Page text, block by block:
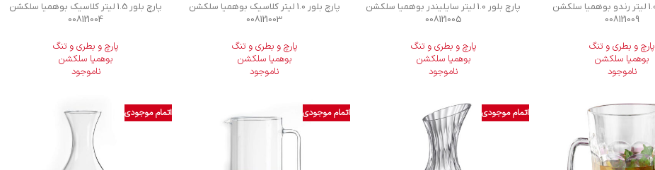
پارچ بلور 1.0 لیتر رندو بوهمیا سلکشن
008121009
پارچ و بطری و تنگ
بوهمیا سلکشن
ناموجود
پارچ بلور 1.0 لیتر سايليندر بوهمیا سلکشن
008121005
پارچ و بطری و تنگ
بوهمیا سلکشن
ناموجود
پارچ بلور 1.0 لیتر کلاسیک بوهمیا سلکشن
008121003
پارچ و بطری و تنگ
بوهمیا سلکشن
ناموجود
پارچ بلور 1.5 لیتر کلاسیک بوهمیا سلکشن
008121004
پارچ و بطری و تنگ
بوهمیا سلکشن
ناموجود
اتمام موجودی اتمام موجودی اتمام موجودی